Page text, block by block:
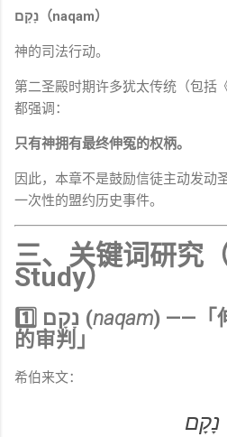
נָקָם（naqam）
神的司法行动。
第二圣殿时期许多犹太传统（包括
都强调：
只有神拥有最终伸冤的权柄。
因此，本章不是鼓励信徒主动发动
一次性的盟约历史事件。
三、关键词研究
Study）
1️⃣ נָקָם (naqam) ——「
的审判」
希伯来文：
נָקָם